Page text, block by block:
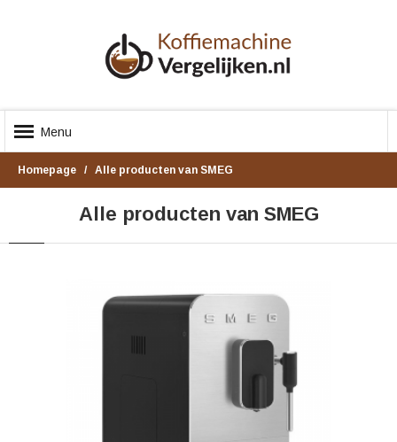
Menu
Homepage Alle producten van SMEG
Alle producten van SMEG